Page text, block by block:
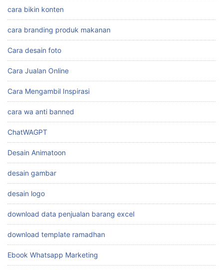
cara bikin konten
cara branding produk makanan
Cara desain foto
Cara Jualan Online
Cara Mengambil Inspirasi
cara wa anti banned
ChatWAGPT
Desain Animatoon
desain gambar
desain logo
download data penjualan barang excel
download template ramadhan
Ebook Whatsapp Marketing